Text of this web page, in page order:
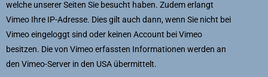
welche unserer Seiten Sie besucht haben. Zudem erlangt
Vimeo Ihre IP-Adresse. Dies gilt auch dann, wenn Sie nicht bei
Vimeo eingeloggt sind oder keinen Account bei Vimeo
besitzen. Die von Vimeo erfassten Informationen werden an
den Vimeo-Server in den USA übermittelt.